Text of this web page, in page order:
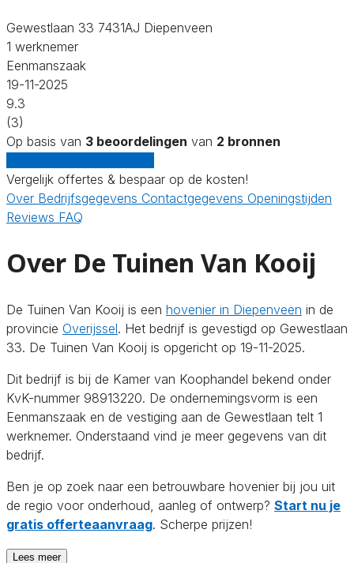
Gewestlaan 33 7431AJ Diepenveen
1 werknemer
Eenmanszaak
19-11-2025
9.3
(3)
Op basis van 3 beoordelingen van 2 bronnen
Vergelijk offertes & bespaar op de kosten!
Over Bedrijfsgegevens Contactgegevens Openingstijden
Reviews FAQ
Over De Tuinen Van Kooij
De Tuinen Van Kooij is een hovenier in Diepenveen in de
provincie Overijssel. Het bedrijf is gevestigd op Gewestlaan
33. De Tuinen Van Kooij is opgericht op 19-11-2025.
Dit bedrijf is bij de Kamer van Koophandel bekend onder
KvK-nummer 98913220. De ondernemingsvorm is een
Eenmanszaak en de vestiging aan de Gewestlaan telt 1
werknemer. Onderstaand vind je meer gegevens van dit
bedrijf.
Ben je op zoek naar een betrouwbare hovenier bij jou uit
de regio voor onderhoud, aanleg of ontwerp? Start nu je
gratis offerteaanvraag. Scherpe prijzen!
Lees meer